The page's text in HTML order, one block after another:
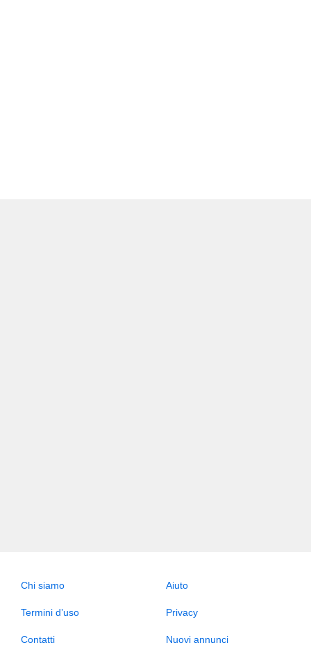
Chi siamo Aiuto
Termini d’uso Privacy
Contatti Nuovi annunci